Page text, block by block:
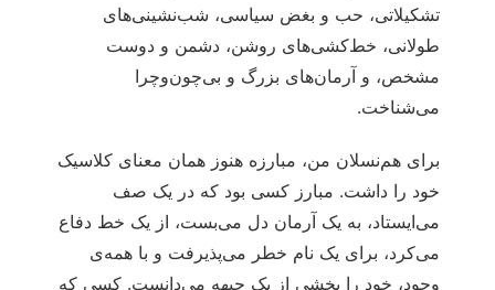
تشکیلاتی، حب و بغض سیاسی، شب‌نشینی‌های
طولانی، خط‌کشی‌های روشن، دشمن و دوست
مشخص، و آرمان‌های بزرگ و بی‌چون‌وچرا
می‌شناخت.
برای هم‌نسلان من، مبارزه هنوز همان معنای کلاسیک
خود را داشت. مبارز کسی بود که در یک صف
می‌ایستاد، به یک آرمان دل می‌بست، از یک خط دفاع
می‌کرد، برای یک نام خطر می‌پذیرفت و با همه‌ی
وجود، خود را بخشی از یک جبهه می‌دانست. کسی که